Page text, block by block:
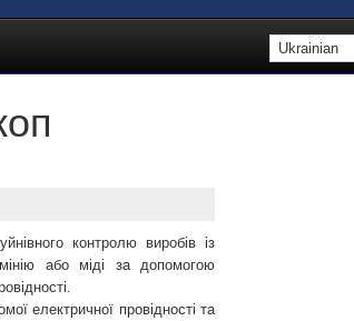
контролю виробів із
або міді за допомогою
електричної провідності та